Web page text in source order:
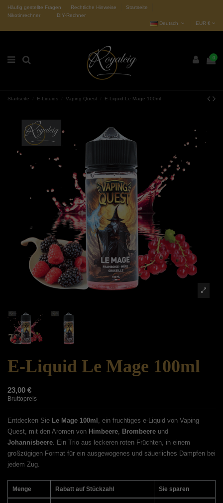
Häufig gestellte Fragen Rechtliche Hinweise
Startseite
Nikotinrechner
DIY-Rechner
Deutsch
EUR €
0
Startseite E-Liquids Vaping Quest E-Liquid Le Mage 100ml
E-Liquid Le Mage 100ml
23,00 €
Bruttopreis
Entdecken Sie Le Mage 100ml , ein fruchtiges e-Liquid von Vaping
Quest, mit den Aromen von Himbeere, Brombeere und
Johannisbeere. Ein Trio aus leckeren roten Früchten, in einem
großzügigen Format für ein ausgewogenes und säuerliches Dampfen bei
jedem Zug.
Menge Rabatt auf Stückzahl Sie sparen